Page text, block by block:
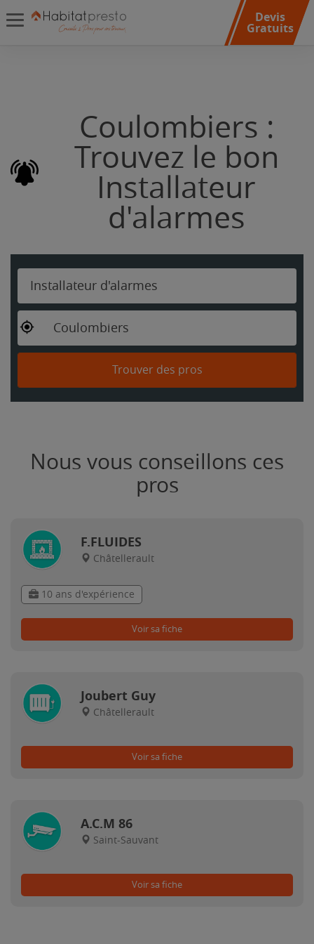
Devis
Gratuits
Coulombiers :
Trouvez le bon
Installateur
d'alarmes
Installateur d'alarmes
Coulombiers
Trouver des pros
Nous vous conseillons ces
pros
F.FLUIDES
Châtellerault
10 ans d'expérience
Voir sa fiche
Joubert Guy
Châtellerault
Voir sa fiche
A.C.M 86
Saint-Sauvant
Voir sa fiche